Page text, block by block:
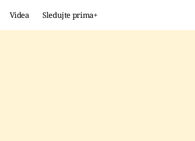
Videa Sledujte prima+